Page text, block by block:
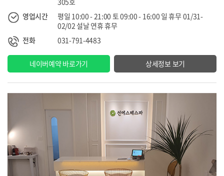
영업시간
평일 10:00 - 21:00 토 09:00 - 16:00 일 휴무 01/31-
02/02 설날 연휴 휴무
전화
031-791-4483
네이버예약 바로가기 상세정보 보기